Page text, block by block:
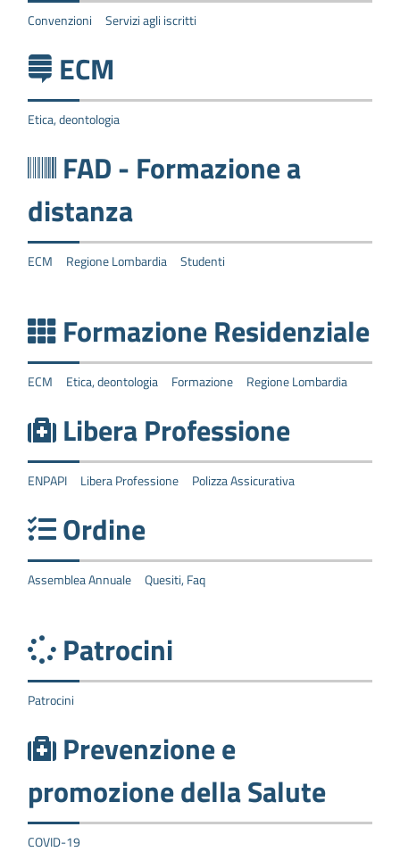
Convenzioni Servizi agli iscritti
ECM
Etica, deontologia
FAD - Formazione a
distanza
ECM Regione Lombardia Studenti
Formazione Residenziale
ECM Etica, deontologia Formazione Regione Lombardia
Libera Professione
ENPAPI Libera Professione Polizza Assicurativa
Ordine
Assemblea Annuale Quesiti, Faq
Patrocini
Patrocini
Prevenzione e
promozione della Salute
COVID-19